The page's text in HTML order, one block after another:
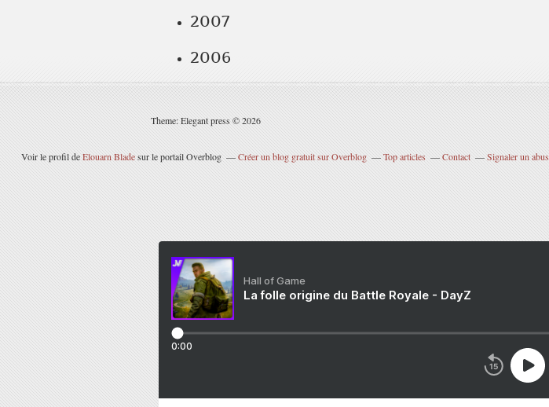
2007
2006
Theme: Elegant press © 2026
Voir le profil deElouarn Bladesur le portail Overblog Créer un blog gratuit sur Overblog Top articles Contact Signaler un abus
Hall of Game
La folle origine du Battle Royale - DayZ
0:00